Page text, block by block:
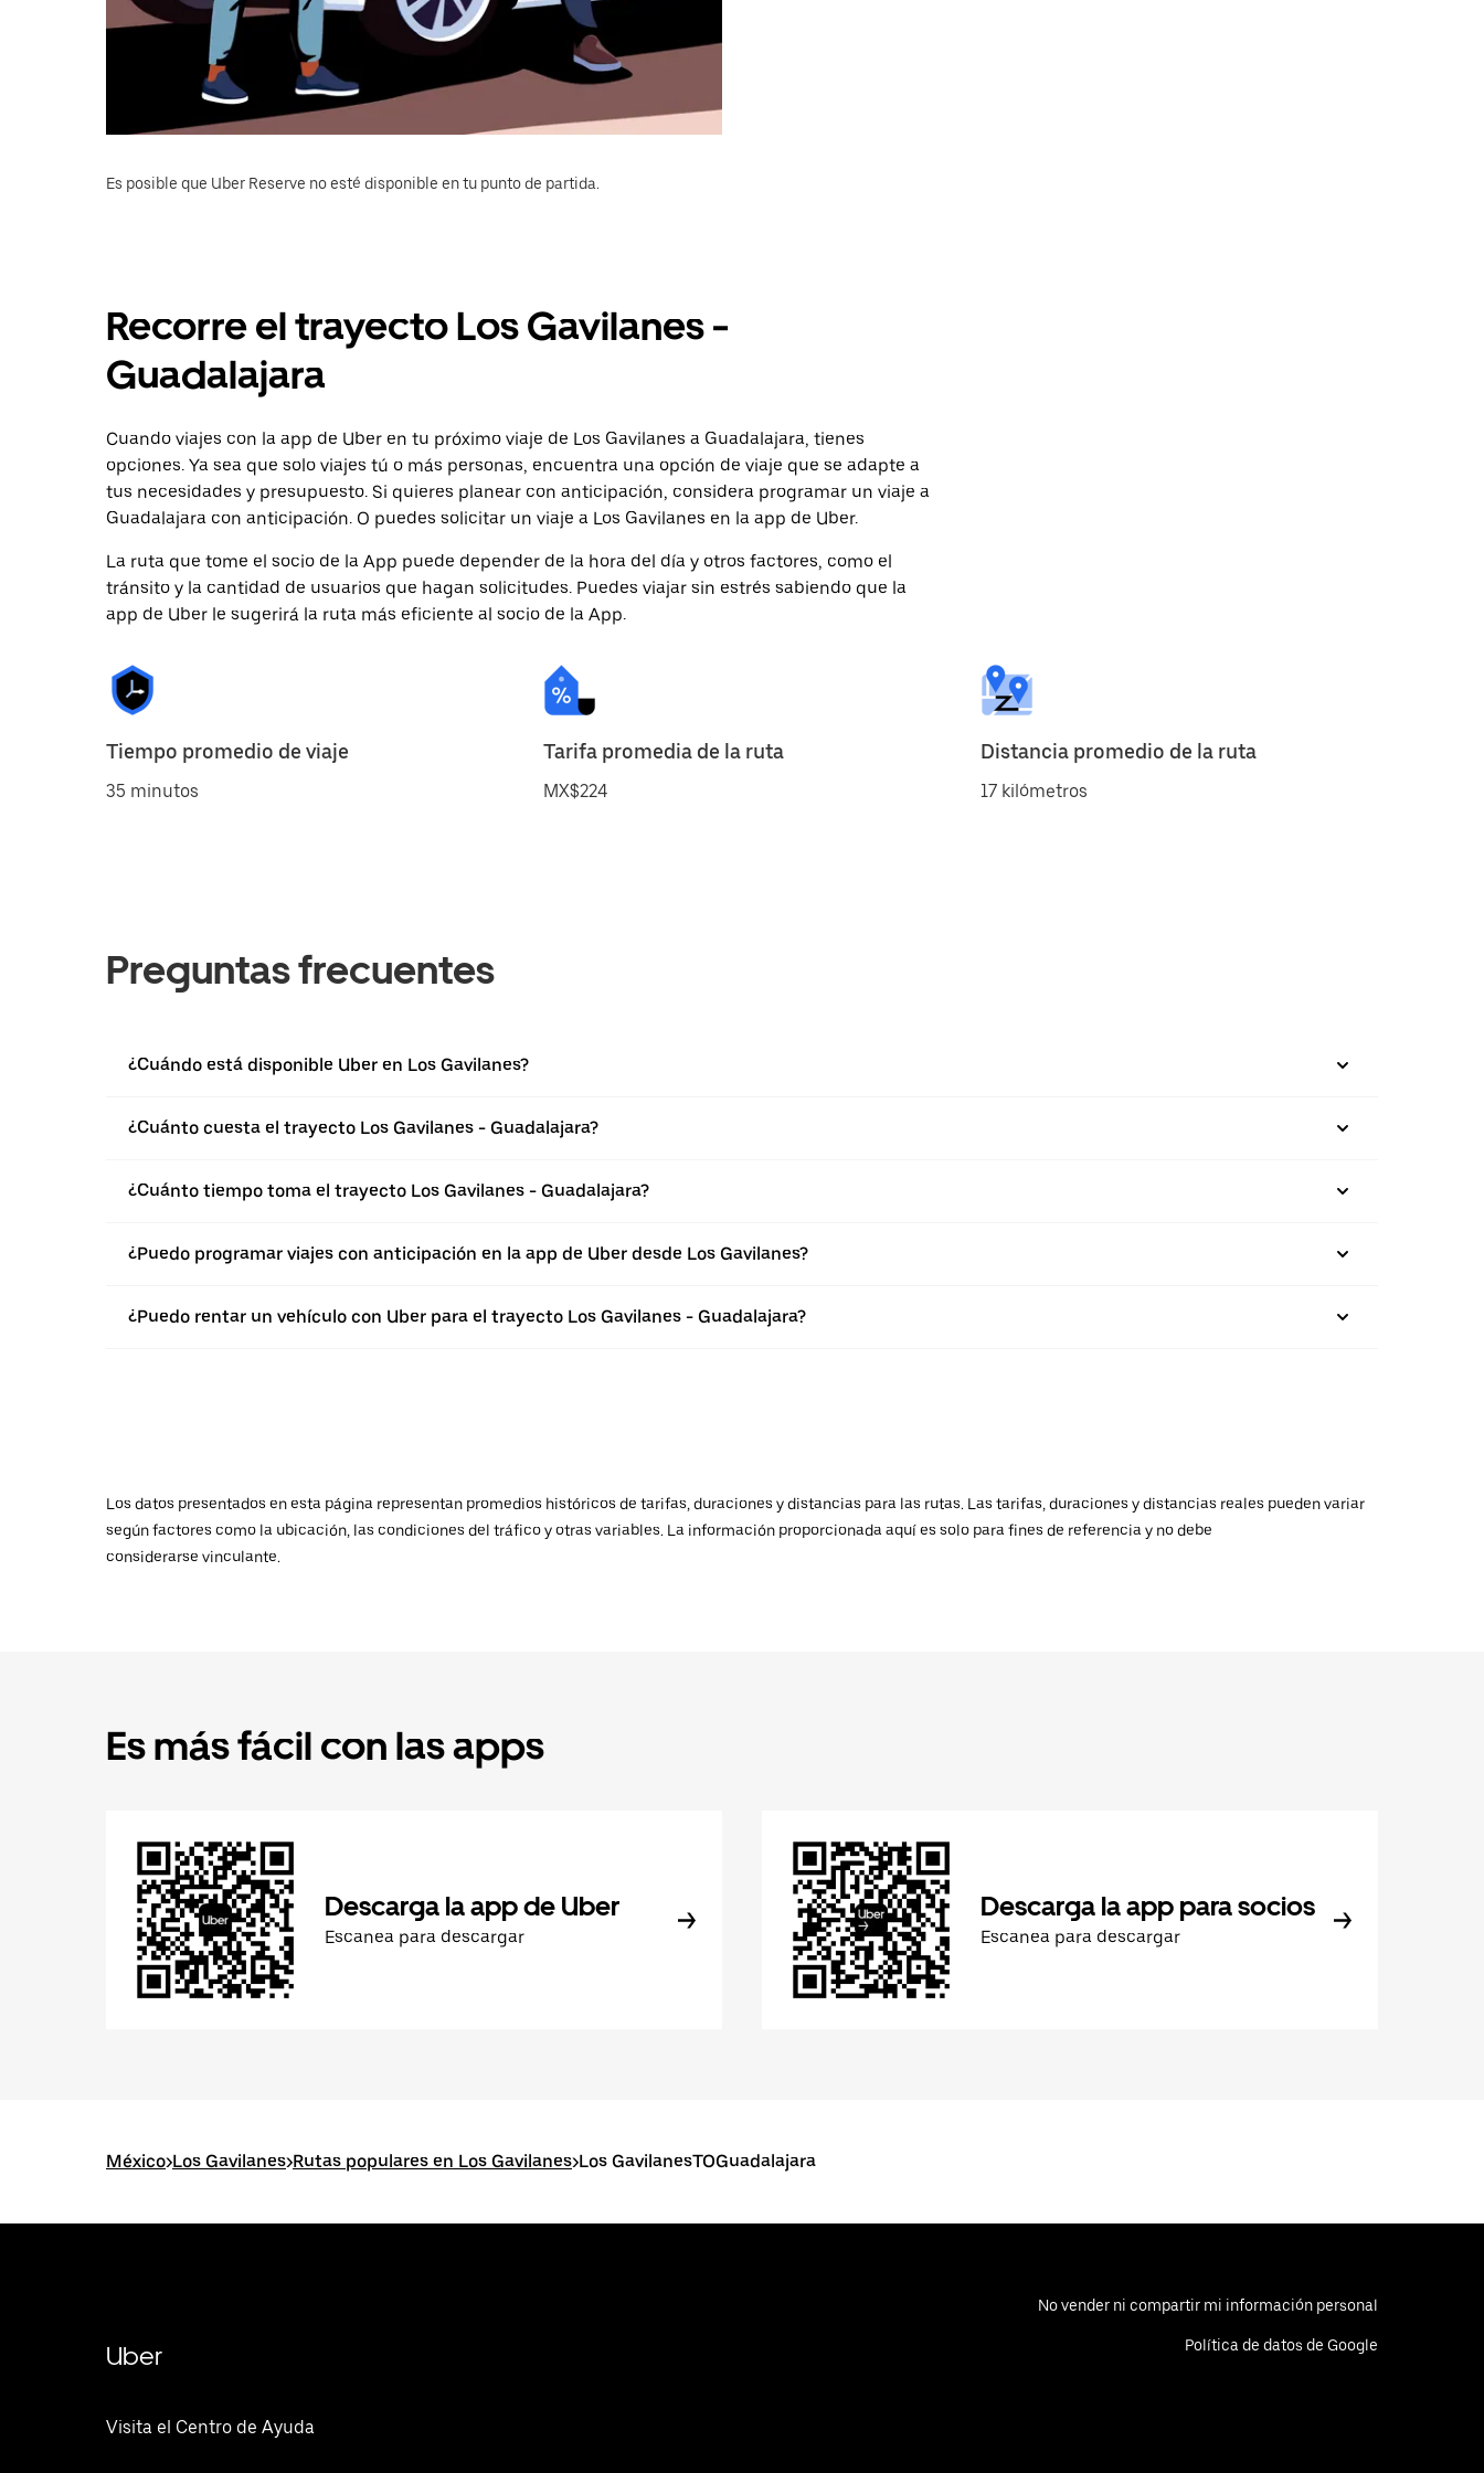
Es posible que Uber Reserve no esté disponible en tu punto de partida.
Recorre el trayecto Los Gavilanes -
Guadalajara
Cuando viajes con la app de Uber en tu próximo viaje de Los Gavilanes a Guadalajara, tienes
opciones. Ya sea que solo viajes tú o más personas, encuentra una opción de viaje que se adapte a
tus necesidades y presupuesto. Si quieres planear con anticipación, considera programar un viaje a
Guadalajara con anticipación. O puedes solicitar un viaje a Los Gavilanes en la app de Uber.
La ruta que tome el socio de la App puede depender de la hora del día y otros factores, como el
tránsito y la cantidad de usuarios que hagan solicitudes. Puedes viajar sin estrés sabiendo que la
app de Uber le sugerirá la ruta más eficiente al socio de la App.
Tiempo promedio de viaje
35 minutos
Tarifa promedia de la ruta
MX$224
Distancia promedio de la ruta
17 kilómetros
Preguntas frecuentes
¿Cuándo está disponible Uber en Los Gavilanes?
¿Cuánto cuesta el trayecto Los Gavilanes - Guadalajara?
¿Cuánto tiempo toma el trayecto Los Gavilanes - Guadalajara?
¿Puedo programar viajes con anticipación en la app de Uber desde Los Gavilanes?
¿Puedo rentar un vehículo con Uber para el trayecto Los Gavilanes - Guadalajara?
Los datos presentados en esta página representan promedios históricos de tarifas, duraciones y distancias para las rutas. Las tarifas, duraciones y distancias reales pueden variar
según factores como la ubicación, las condiciones del tráfico y otras variables. La información proporcionada aquí es solo para fines de referencia y no debe
considerarse vinculante.
Es más fácil con las apps
Descarga la app de Uber
Escanea para descargar
Descarga la app para socios
Escanea para descargar
México>Los Gavilanes>Rutas populares en Los Gavilanes>Los GavilanesTOGuadalajara
Uber
Visita el Centro de Ayuda
No vender ni compartir mi información personal
Política de datos de Google